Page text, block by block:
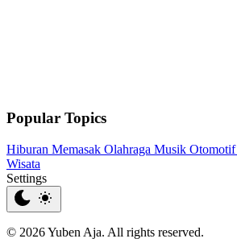
Popular Topics
Hiburan Memasak Olahraga Musik Otomotif
Wisata
Settings
© 2026 Yuben Aja. All rights reserved.